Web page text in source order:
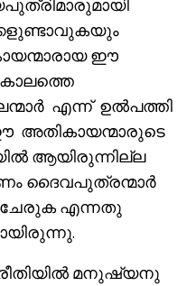
ഈ
എന്ന് ഉൽപത്തി
അതികായന്മാരുടെ
ആയിരുന്നില്ല
ദൈവപുത്രന്മാർ
ചേരുക എന്നതു
മനുഷ്യനു